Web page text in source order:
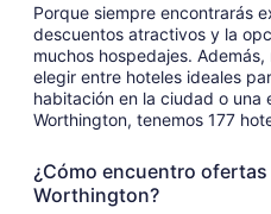
Porque siempre encontrarás
descuentos atractivos y la
muchos hospedajes.
elegir entre hoteles ideales
habitación en la ciudad o una
Worthington, tenemos 177
¿Cómo encuentro
Worthington?